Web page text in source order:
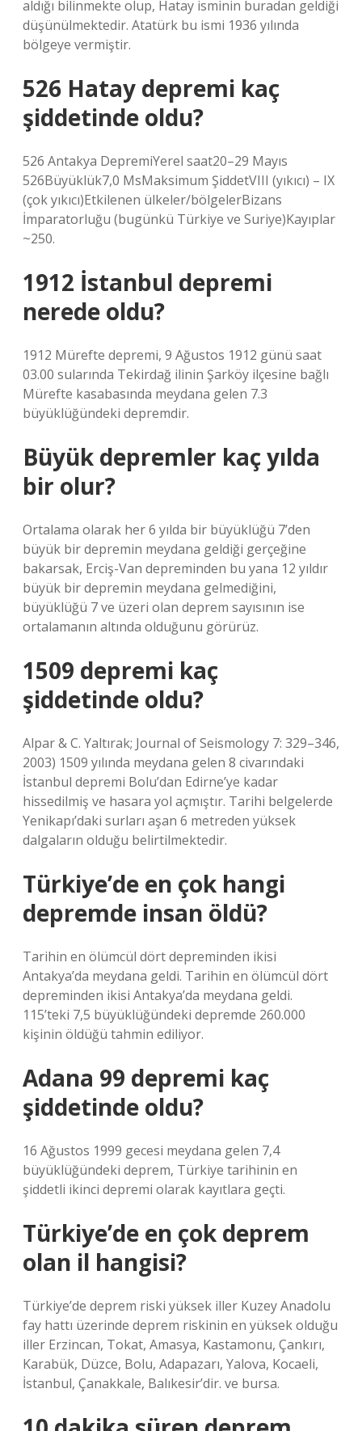
aldığı bilinmekte olup, Hatay isminin buradan geldiği
düşünülmektedir. Atatürk bu ismi 1936 yılında
bölgeye vermiştir.
526 Hatay depremi kaç
şiddetinde oldu?
526 Antakya DepremiYerel saat20–29 Mayıs
526Büyüklük7,0 MsMaksimum ŞiddetVIII (yıkıcı) – IX
(çok yıkıcı)Etkilenen ülkeler/bölgelerBizans
İmparatorluğu (bugünkü Türkiye ve Suriye)Kayıplar
~250.
1912 İstanbul depremi
nerede oldu?
1912 Mürefte depremi, 9 Ağustos 1912 günü saat
03.00 sularında Tekirdağ ilinin Şarköy ilçesine bağlı
Mürefte kasabasında meydana gelen 7.3
büyüklüğündeki depremdir.
Büyük depremler kaç yılda
bir olur?
Ortalama olarak her 6 yılda bir büyüklüğü 7’den
büyük bir depremin meydana geldiği gerçeğine
bakarsak, Erciş-Van depreminden bu yana 12 yıldır
büyük bir depremin meydana gelmediğini,
büyüklüğü 7 ve üzeri olan deprem sayısının ise
ortalamanın altında olduğunu görürüz.
1509 depremi kaç
şiddetinde oldu?
Alpar & C. Yaltırak; Journal of Seismology 7: 329–346,
2003) 1509 yılında meydana gelen 8 civarındaki
İstanbul depremi Bolu’dan Edirne’ye kadar
hissedilmiş ve hasara yol açmıştır. Tarihi belgelerde
Yenikapı’daki surları aşan 6 metreden yüksek
dalgaların olduğu belirtilmektedir.
Türkiye’de en çok hangi
depremde insan öldü?
Tarihin en ölümcül dört depreminden ikisi
Antakya’da meydana geldi. Tarihin en ölümcül dört
depreminden ikisi Antakya’da meydana geldi.
115’teki 7,5 büyüklüğündeki depremde 260.000
kişinin öldüğü tahmin ediliyor.
Adana 99 depremi kaç
şiddetinde oldu?
16 Ağustos 1999 gecesi meydana gelen 7,4
büyüklüğündeki deprem, Türkiye tarihinin en
şiddetli ikinci depremi olarak kayıtlara geçti.
Türkiye’de en çok deprem
olan il hangisi?
Türkiye’de deprem riski yüksek iller Kuzey Anadolu
fay hattı üzerinde deprem riskinin en yüksek olduğu
iller Erzincan, Tokat, Amasya, Kastamonu, Çankırı,
Karabük, Düzce, Bolu, Adapazarı, Yalova, Kocaeli,
İstanbul, Çanakkale, Balıkesir’dir. ve bursa.